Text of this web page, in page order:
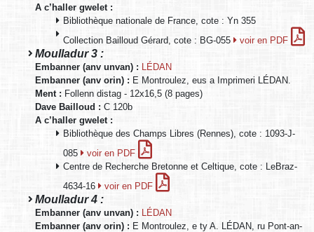
A c’haller gwelet :
Bibliothèque nationale de France, cote : Yn 355
Collection Bailloud Gérard, cote : BG-055
voir en PDF
Moulladur 3 :
Embanner (anv unvan) : LÉDAN
Embanner (anv orin) : E Montroulez, eus a Imprimeri LÉDAN.
Ment : Follenn distag - 12x16,5 (8 pages)
Dave Bailloud : C 120b
A c’haller gwelet :
Bibliothèque des Champs Libres (Rennes), cote : 1093-J-
085
voir en PDF
Centre de Recherche Bretonne et Celtique, cote : LeBraz-
4634-16
voir en PDF
Moulladur 4 :
Embanner (anv unvan) : LÉDAN
Embanner (anv orin) : E Montroulez, e ty A. LÉDAN, ru Pont-an-